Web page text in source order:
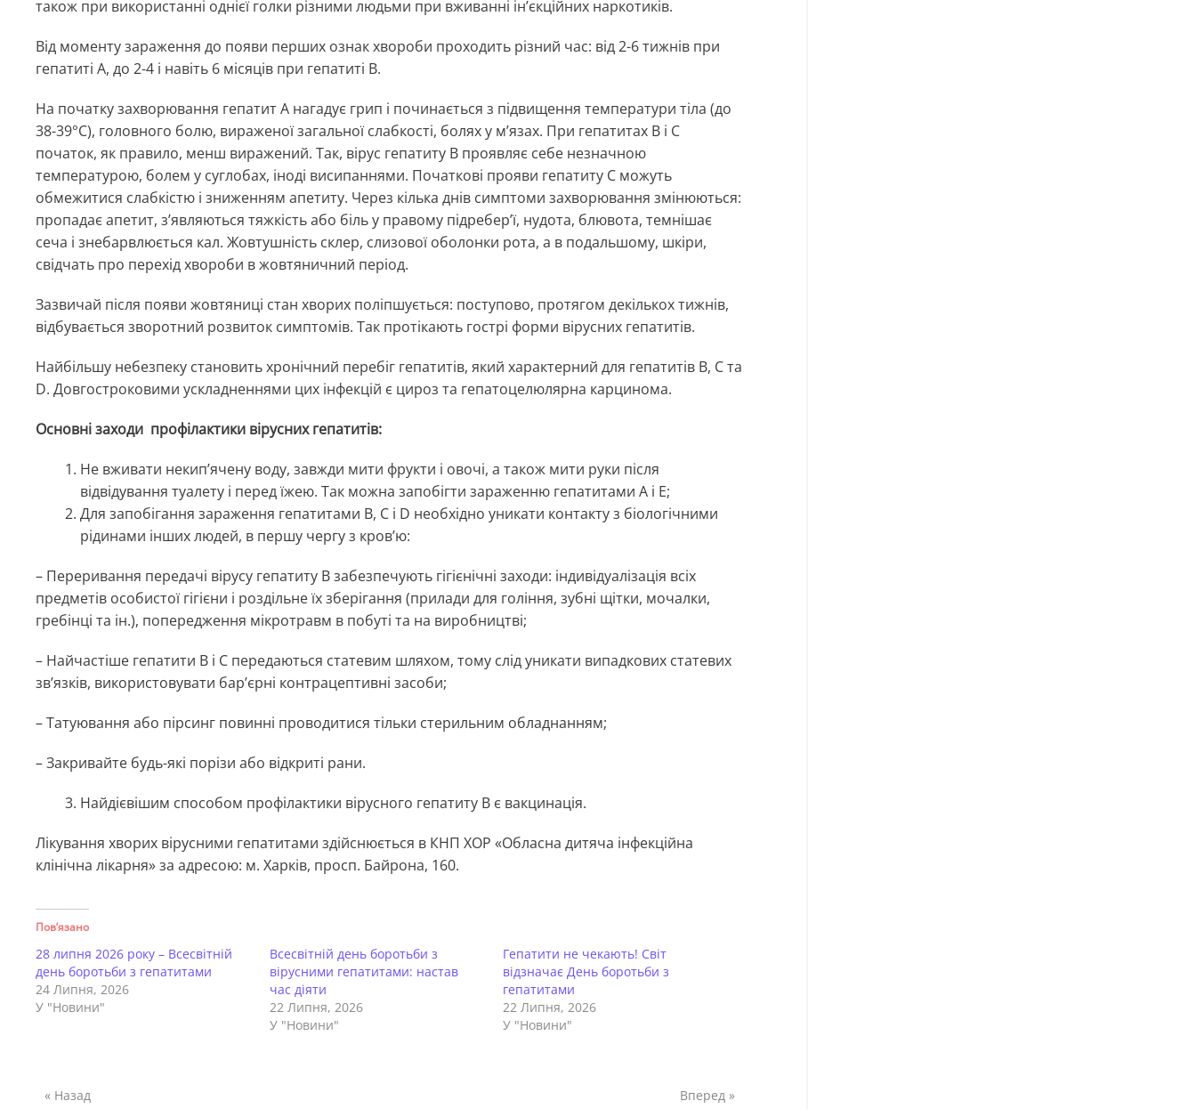
також при використанні однієї голки різними людьми при вживанні ін’єкційних наркотиків.
Від моменту зараження до появи перших ознак хвороби проходить різний час: від 2-6 тижнів при
гепатиті А, до 2-4 і навіть 6 місяців при гепатиті В.
На початку захворювання гепатит А нагадує грип і починається з підвищення температури тіла (до
38-39°С), головного болю, вираженої загальної слабкості, болях у м’язах. При гепатитах B і С
початок, як правило, менш виражений. Так, вірус гепатиту В проявляє себе незначною
температурою, болем у суглобах, іноді висипаннями. Початкові прояви гепатиту С можуть
обмежитися слабкістю і зниженням апетиту. Через кілька днів симптоми захворювання змінюються:
пропадає апетит, з’являються тяжкість або біль у правому підребер’ї, нудота, блювота, темнішає
сеча і знебарвлюється кал. Жовтушність склер, слизової оболонки рота, а в подальшому, шкіри,
свідчать про перехід хвороби в жовтяничний період.
Зазвичай після появи жовтяниці стан хворих поліпшується: поступово, протягом декількох тижнів,
відбувається зворотний розвиток симптомів. Так протікають гострі форми вірусних гепатитів.
Найбільшу небезпеку становить хронічний перебіг гепатитів, який характерний для гепатитів B, C та
D. Довгостроковими ускладненнями цих інфекцій є цироз та гепатоцелюлярна карцинома.
Основні заходи профілактики вірусних гепатитів:
Не вживати некип’ячену воду, завжди мити фрукти і овочі, а також мити руки після
відвідування туалету і перед їжею. Так можна запобігти зараженню гепатитами А і Е;
Для запобігання зараження гепатитами В, С і D необхідно уникати контакту з біологічними
рідинами інших людей, в першу чергу з кров’ю:
– Переривання передачі вірусу гепатиту В забезпечують гігієнічні заходи: індивідуалізація всіх
предметів особистої гігієни і роздільне їх зберігання (прилади для гоління, зубні щітки, мочалки,
гребінці та ін.), попередження мікротравм в побуті та на виробництві;
– Найчастіше гепатити В і С передаються статевим шляхом, тому слід уникати випадкових статевих
зв’язків, використовувати бар’єрні контрацептивні засоби;
– Татуювання або пірсинг повинні проводитися тільки стерильним обладнанням;
– Закривайте будь-які порізи або відкриті рани.
Найдієвішим способом профілактики вірусного гепатиту В є вакцинація.
Лікування хворих вірусними гепатитами здійснюється в КНП ХОР «Обласна дитяча інфекційна
клінічна лікарня» за адресою: м. Харків, просп. Байрона, 160.
Пов’язано
28 липня 2026 року – Всесвітній
день боротьби з гепатитами
24 Липня, 2026
У "Новини"
Всесвітній день боротьби з
вірусними гепатитами: настав
час діяти
22 Липня, 2026
У "Новини"
Гепатити не чекають! Світ
відзначає День боротьби з
гепатитами
22 Липня, 2026
У "Новини"
« Назад Вперед »